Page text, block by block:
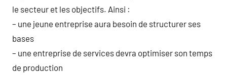
le secteur et les objectifs. Ainsi :
– une jeune entreprise aura besoin de structurer ses
bases
– une entreprise de services devra optimiser son temps
de production